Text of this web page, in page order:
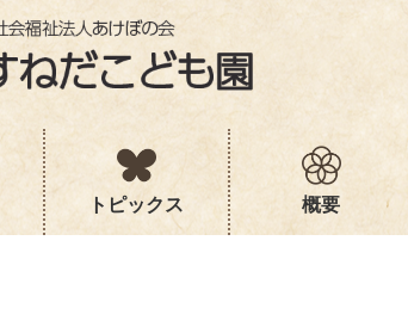
トピックス 概要